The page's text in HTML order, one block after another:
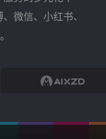
微信、小红书、